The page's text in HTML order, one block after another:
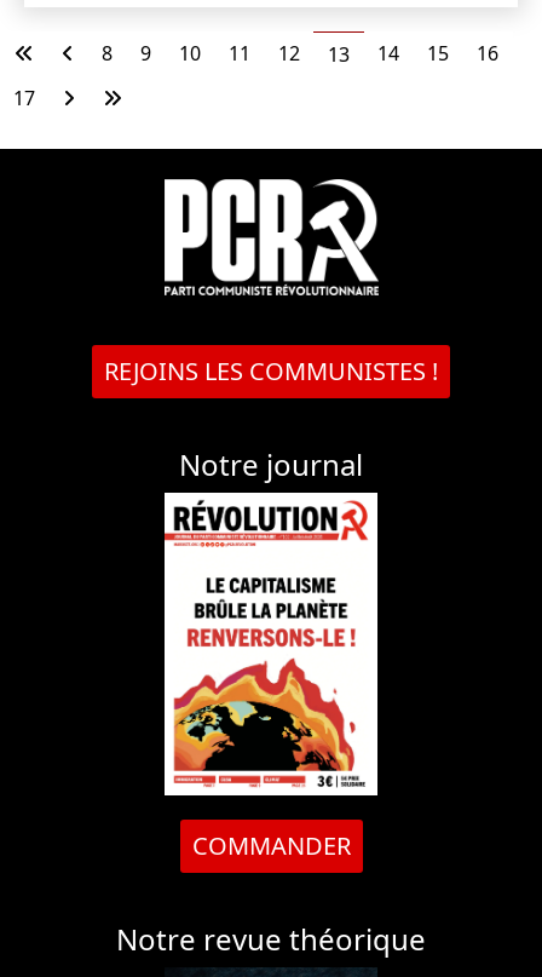
8 9 10 11 12 13 14 15
16
17
REJOINS LES COMMUNISTES !
Notre journal
COMMANDER
Notre revue théorique